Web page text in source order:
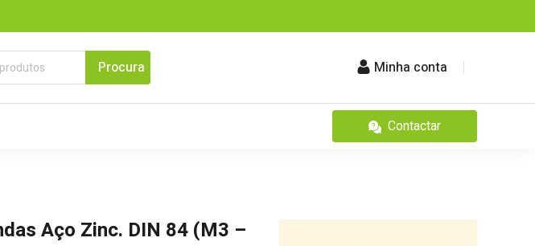
Minha conta
Contactar
Aço Zinc. DIN 84 (M3 –